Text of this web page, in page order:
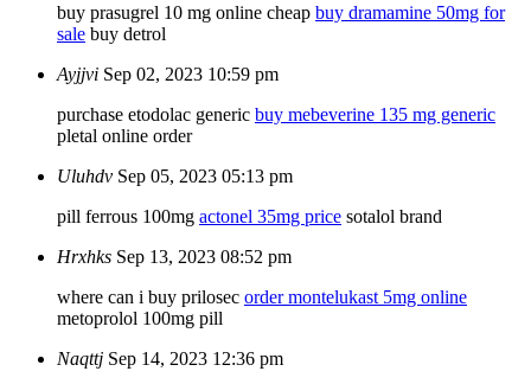
buy prasugrel 10 mg online cheap buy dramamine 50mg for
sale buy detrol
Ayjjvi Sep 02, 2023 10:59 pm
purchase etodolac generic buy mebeverine 135 mg generic
pletal online order
Uluhdv Sep 05, 2023 05:13 pm
pill ferrous 100mg actonel 35mg price sotalol brand
Hrxhks Sep 13, 2023 08:52 pm
where can i buy prilosec order montelukast 5mg online
metoprolol 100mg pill
Naqttj Sep 14, 2023 12:36 pm